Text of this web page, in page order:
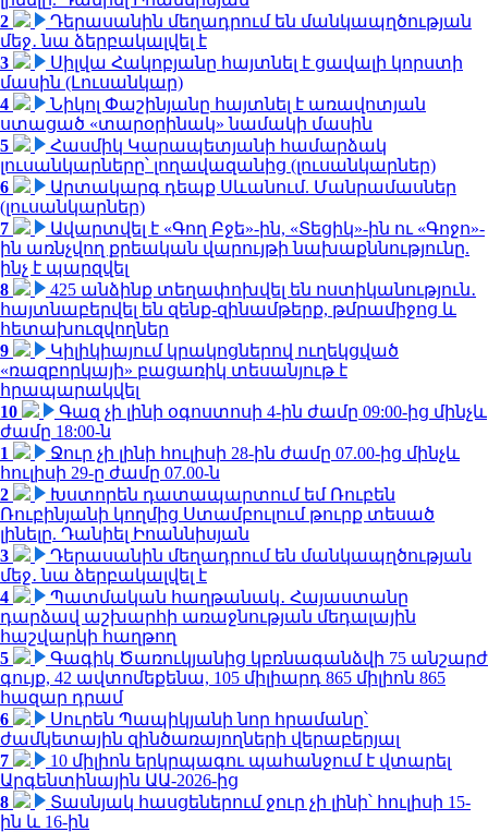
2
Դերասանին մեղադրում են մանկապղծության
մեջ․ նա ձերբակալվել է
3
Սիլվա Հակոբյանը հայտնել է ցավալի կորստի
մասին (Լուսանկար)
4
Նիկոլ Փաշինյանը հայտնել է առավոտյան
ստացած «տարօրինակ» նամակի մասին
5
Հասմիկ Կարապետյանի համարձակ
լուսանկարները՝ լողավազանից (լուսանկարներ)
6
Արտակարգ դեպք Սևանում. Մանրամասներ
(լուսանկարներ)
7
Ավարտվել է «Գող Բջե»-ին, «Տեցիկ»-ին ու «Գոջո»-
ին առնչվող քրեական վարույթի նախաքննությունը.
ինչ է պարզվել
8
425 անձինք տեղափոխվել են ոստիկանություն․
հայտնաբերվել են զենք-զինամթերք, թմրամիջոց և
հետախուզվողներ
9
Կիլիկիայում կրակոցներով ուղեկցված
«ռազբորկայի» բացառիկ տեսանյութ է
հրապարակվել
10
Գազ չի լինի օգոստոսի 4-ին ժամը 09:00-ից մինչև
ժամը 18:00-ն
1
Ջուր չի լինի հուլիսի 28-ին ժամը 07.00-ից մինչև
հուլիսի 29-ը ժամը 07.00-ն
2
Խստորեն դատապարտում եմ Ռուբեն
Ռուբինյանի կողմից Ստամբուլում թուրք տեսած
լինելը. Դանիել Իոաննիսյան
3
Դերասանին մեղադրում են մանկապղծության
մեջ․ նա ձերբակալվել է
4
Պատմական հաղթանակ․ Հայաստանը
դարձավ աշխարհի առաջնության մեդալային
հաշվարկի հաղթող
5
Գագիկ Ծառուկյանից կբռնագանձվի 75 անշարժ
գույք, 42 ավտոմեքենա, 105 միլիարդ 865 միլիոն 865
հազար դրամ
6
Սուրեն Պապիկյանի նոր հրամանը՝
ժամկետային զինծառայողների վերաբերյալ
7
10 միլիոն երկրպագու պահանջում է վտարել
Արգենտինային ԱԱ-2026-ից
8
Տասնյակ հասցեներում ջուր չի լինի՝ հուլիսի 15-
ին և 16-ին